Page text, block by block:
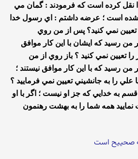
نقل کرده است که فرمودند : گمان مي
است ؛ عرضه داشتم : اي رسول خدا
تعيين نمي کنيد؟ پس از من روي
من رسيد که ايشان با اين کار موافق
را تعيين نمي کنيد ؟ باز روي از من
من رسيد که با اين کار موافق نيستند ؛
علي را به جانشيني تعيين نمي فرماييد ؟
به خدايي که جز او نيست ؛ اگر با او
نماييد همه شما را به بهشت رهنمون
صحییح است